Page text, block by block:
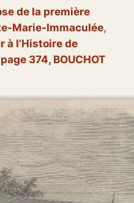
de la première
Marie-Immaculée,
à l’Histoire de
page 374, BOUCHOT